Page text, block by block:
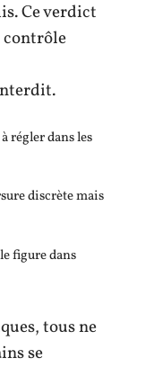
Ce verdict
contrôle
régler dans les
discrète mais
figure dans
tous ne
se